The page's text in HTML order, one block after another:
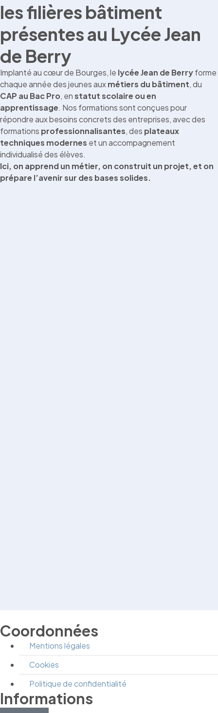
les filières bâtiment
présentes au Lycée Jean
de Berry
Implanté au cœur de Bourges, le lycée Jean de Berryforme
chaque année des jeunes auxmétiers du bâtiment, du
CAP au Bac Pro, enstatut scolaire ou en
apprentissage. Nos formations sont conçues pour
répondre aux besoins concrets des entreprises, avec des
formations professionnalisantes, des plateaux
techniques modernes et un accompagnement
individualisé des élèves.
Ici, on apprend un métier, on construit un projet, et on
prépare l’avenir sur des bases solides.
Coordonnées
Mentions légales
Cookies
Politique de confidentialité
Informations